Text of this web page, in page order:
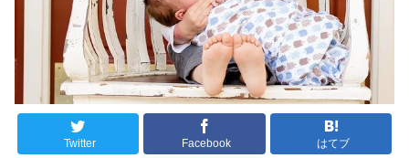
Twitter Facebook はてブ